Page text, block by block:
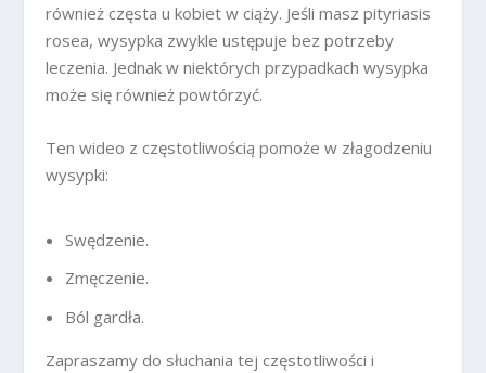
również częsta u kobiet w ciąży. Jeśli masz pityriasis
rosea, wysypka zwykle ustępuje bez potrzeby
leczenia. Jednak w niektórych przypadkach wysypka
może się również powtórzyć.
Ten wideo z częstotliwością pomoże w złagodzeniu
wysypki:
Swędzenie.
Zmęczenie.
Ból gardła.
Zapraszamy do słuchania tej częstotliwości i